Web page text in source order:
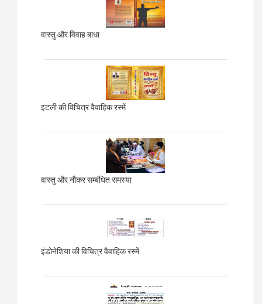
वास्तु और विवाह बाधा
इटली की विचित्र वैवाहिक रस्में
वास्तु और नौकर सम्बंधित समस्या
इंडोनेशिया की विचित्र वैवाहिक रस्में